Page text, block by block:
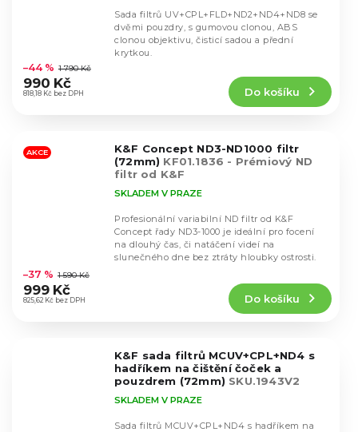
hodnocení
produktu
je
hvězdiček.
818,18 Kč bez DPH
–44 % 1 790 Kč
990 Kč
Do košíku
Sada filtrů UV+CPL+FLD+ND2+ND4+ND8 se
dvěmi pouzdry, s gumovou clonou, ABS
clonou objektivu, čisticí sadou a přední
krytkou.
AKCE
K&F Concept ND3-ND1000 filtr
(72mm) KF01.1836 - Prémiový ND
filtr od K&F
hodnocení
produktu
je
SKLADEM V PRAZE
825,62 Kč bez DPH
–37 % 1 590 Kč
999 Kč
Do košíku
Profesionální variabilní ND filtr od K&F
Concept řady ND3-1000 je ideální pro focení
na dlouhý čas, či natáčení videí na
slunečného dne bez ztráty hloubky ostrosti.
K&F sada filtrů MCUV+CPL+ND4 s
hadříkem na čištění čoček a
pouzdrem (72mm) SKU.1943V2
SKLADEM V PRAZE
Sada filtrů MCUV+CPL+ND4 s hadříkem na